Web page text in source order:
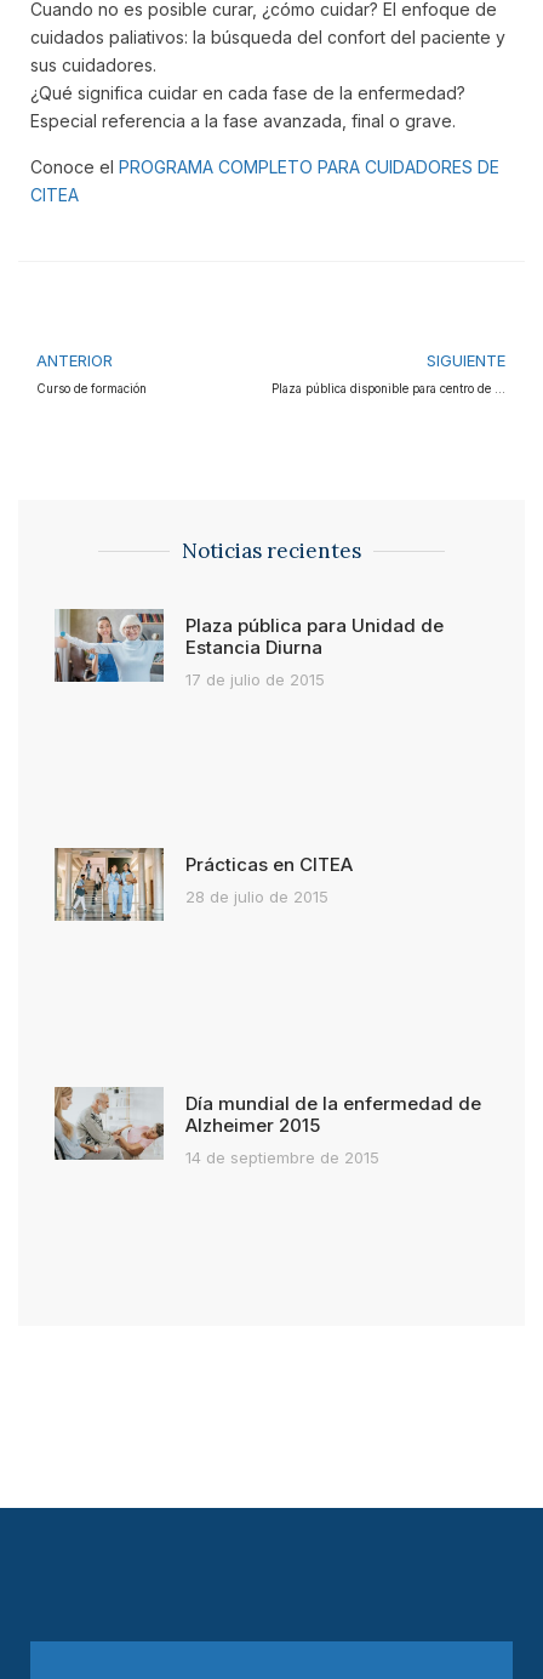
Cuando no es posible curar, ¿cómo cuidar? El enfoque de
cuidados paliativos: la búsqueda del confort del paciente y
sus cuidadores.
¿Qué significa cuidar en cada fase de la enfermedad?
Especial referencia a la fase avanzada, final o grave.
Conoce el PROGRAMA COMPLETO PARA CUIDADORES DE
CITEA
ANTERIOR
Curso de formación
SIGUIENTE
Noticias recientes
Plaza pública para Unidad de
Estancia Diurna
17 de julio de 2015
Prácticas en CITEA
28 de julio de 2015
Día mundial de la enfermedad de
Alzheimer 2015
14 de septiembre de 2015